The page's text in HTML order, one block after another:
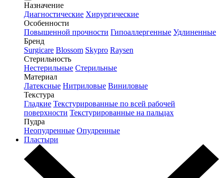
Назначение
Диагностические Хирургические
Особенности
Повышенной прочности Гипоаллергенные Удлиненные
Бренд
Surgicare Blossom Skypro Raysen
Стерильность
Нестерильные Стерильные
Материал
Латексные Нитриловые Виниловые
Текстура
Гладкие Текстурированные по всей рабочей
поверхности Текстурированные на пальцах
Пудра
Неопудренные Опудренные
Пластыри